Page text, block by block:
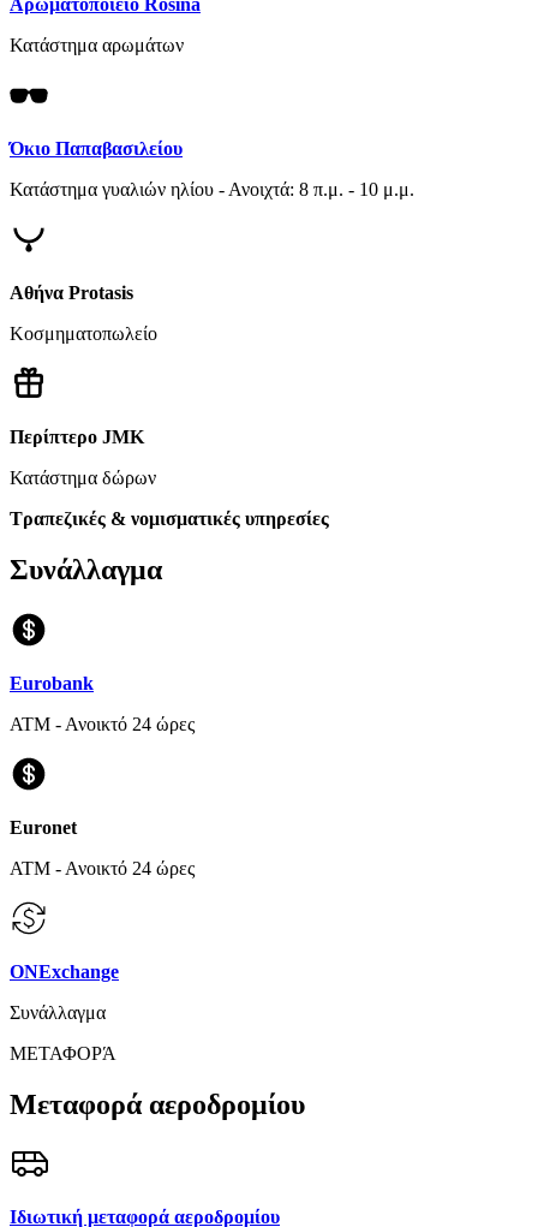
Κατάστημα αρωμάτων
Όκιο Παπαβασιλείου
Κατάστημα γυαλιών ηλίου - Ανοιχτά: 8 π.μ. - 10 μ.μ.
Αθήνα Protasis
Κοσμηματοπωλείο
Περίπτερο JMK
Κατάστημα δώρων
Τραπεζικές & νομισματικές υπηρεσίες
Συνάλλαγμα
Eurobank
ΑΤΜ - Ανοικτό 24 ώρες
Euronet
ΑΤΜ - Ανοικτό 24 ώρες
ONExchange
Συνάλλαγμα
ΜΕΤΑΦΟΡΆ
Μεταφορά αεροδρομίου
Ιδιωτική μεταφορά αεροδρομίου